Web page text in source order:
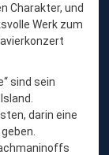
Charakter, und
Werk zum
sind sein
darin eine